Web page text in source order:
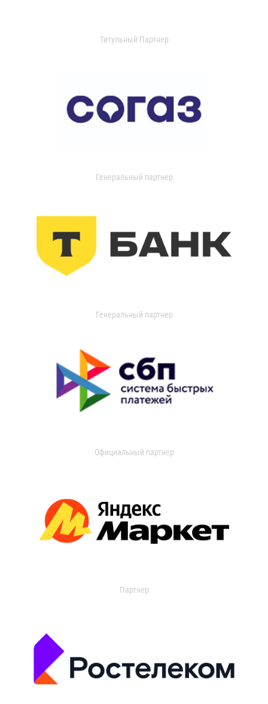
Титульный Партнер
Генеральный партнер
Генеральный партнер
Официальный партнер
Партнер